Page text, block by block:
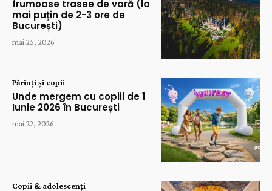
frumoase trasee de vară (la
mai puțin de 2-3 ore de
București)
mai 25, 2026
Părinți și copii
Unde mergem cu copiii de 1
Iunie 2026 în București
mai 22, 2026
Copii & adolescenți